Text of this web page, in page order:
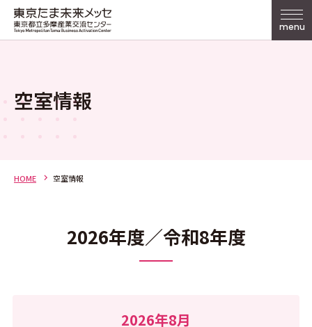
menu
空室情報
HOME 空室情報
2026年度／令和8年度
2026年8月